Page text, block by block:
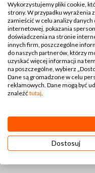
Wykorzystujemy pliki cookie,
strony. W przypadku wyrażenia
zamieścić w celu analizy
internetowej, pokazania
doświadczenia na stronie
innych firm, poszczególne
do naszych partnerów, którzy
uzyskać więcej informacji na
na poszczególne, wybierz
Dane są gromadzone w celu
reklamowych. Dane mogą być
znaleźćtutaj.
Dostosuj